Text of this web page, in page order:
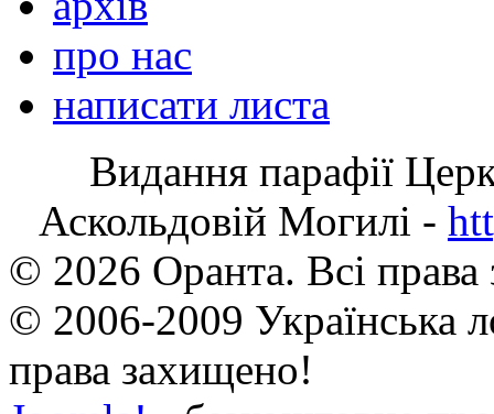
про нас
написати листа
Видання парафії
Аскольдовій Могилі -
© 2026 Оранта. Всі
© 2006-2009 Українська
права захищено!